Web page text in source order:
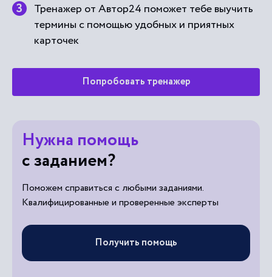
Тренажер от Автор24 поможет тебе выучить
термины с помощью удобных и приятных
карточек
Попробовать тренажер
Нужна помощь
с заданием?
Поможем справиться с любыми заданиями.
Квалифицированные и проверенные эксперты
Получить помощь